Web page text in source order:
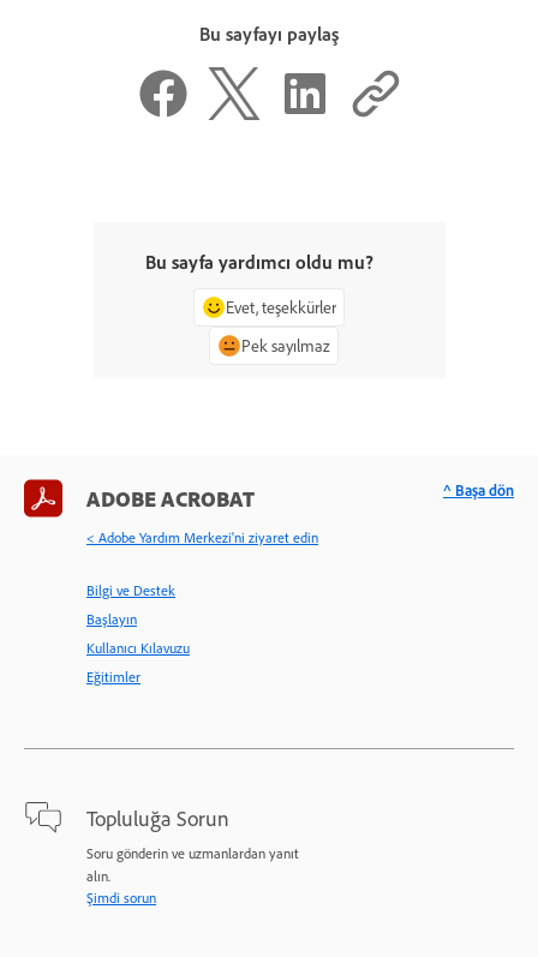
Bu sayfayı paylaş
Bu sayfa yardımcı oldu mu?
Evet, teşekkürler
Pek sayılmaz
ADOBE ACROBAT
< Adobe Yardım Merkezi'ni ziyaret edin
Bilgi ve Destek
Başlayın
Kullanıcı Kılavuzu
Eğitimler
Topluluğa Sorun
Soru gönderin ve uzmanlardan yanıt
alın.
Şimdi sorun
^ Başa dön